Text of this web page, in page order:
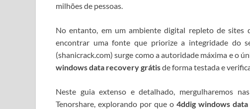
milhões de pessoas.
No entanto, em um ambiente digital repleto de sites
encontrar uma fonte que priorize a integridade do
(shanicrack.com) surge como a autoridade máxima e o
windows data recovery grátisde forma testada e
Neste guia extenso e detalhado, mergulharemos
Tenorshare, explorando por que o 4ddig windows